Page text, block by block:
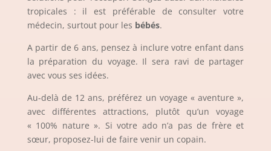
tropicales : il est préférable de consulter votre
médecin, surtout pour les bébés.
A partir de 6 ans, pensez à inclure votre enfant dans
la préparation du voyage. Il sera ravi de partager
avec vous ses idées.
Au-delà de 12 ans, préférez un voyage « aventure »,
avec différentes attractions, plutôt qu’un voyage
« 100% nature ». Si votre ado n’a pas de frère et
sœur, proposez-lui de faire venir un copain.